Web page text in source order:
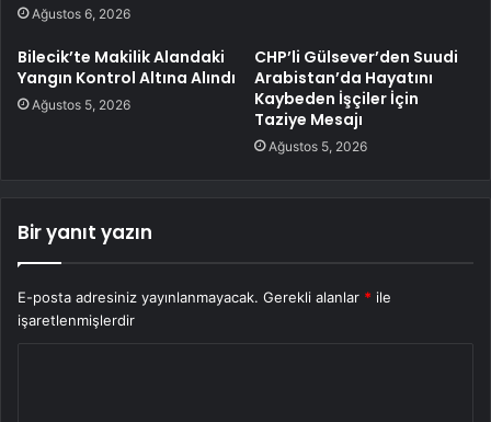
Ağustos 6, 2026
Bilecik’te Makilik Alandaki
Yangın Kontrol Altına Alındı
Ağustos 5, 2026
CHP’li Gülsever’den Suudi
Arabistan’da Hayatını
Kaybeden İşçiler İçin
Taziye Mesajı
Ağustos 5, 2026
Bir yanıt yazın
E-posta adresiniz yayınlanmayacak. Gerekli alanlar * ile
işaretlenmişlerdir